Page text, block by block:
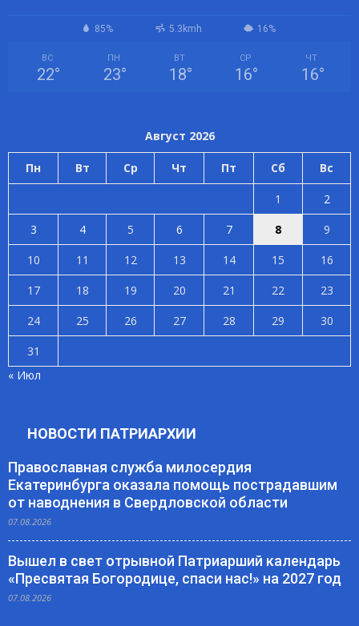
85% 5.3kmh 16%
ВС
22°
ПН
23°
ВТ
18°
СР
16°
ЧТ
16°
Август 2026
Пн Вт Ср Чт Пт Сб Вс
1
2
3
4 5 6 7 8
9
10
11 12 13 14 15
16
17
18 19 20 21 22
23
24
25 26 27 28 29
30
31
« Июл
НОВОСТИ ПАТРИАРХИИ
Православная служба милосердия
Екатеринбурга оказала помощь пострадавшим
от наводнения в Свердловской области
07.08.2026
Вышел в свет отрывной Патриарший календарь
«Пресвятая Богородице, спаси нас!» на 2027 год
07.08.2026